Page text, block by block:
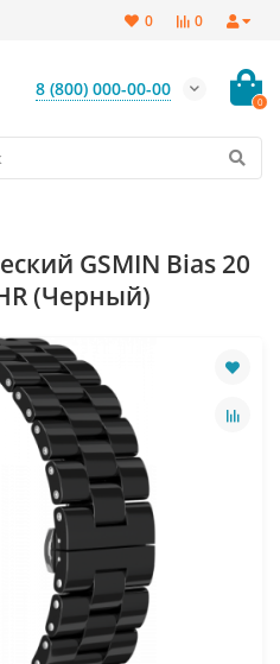
0
0
8 (800) 000-00-00
0
GSMIN Bias 20
(Черный)